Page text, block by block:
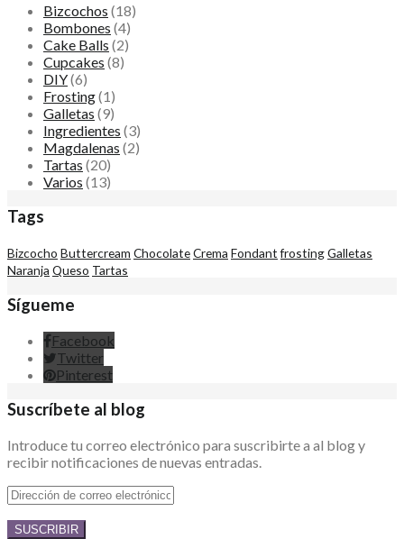
Bizcochos (18)
Bombones (4)
Cake Balls (2)
Cupcakes (8)
DIY(6)
Frosting(1)
Galletas (9)
Ingredientes (3)
Magdalenas (2)
Tartas (20)
Varios (13)
Tags
Bizcocho Buttercream ChocolateCrema Fondant frostingGalletas
Naranja Queso Tartas
Sígueme
Facebook
Twitter
Pinterest
Suscríbete al blog
Introduce tu correo electrónico para suscribirte a al blog y
recibir notificaciones de nuevas entradas.
Dirección
de
correo